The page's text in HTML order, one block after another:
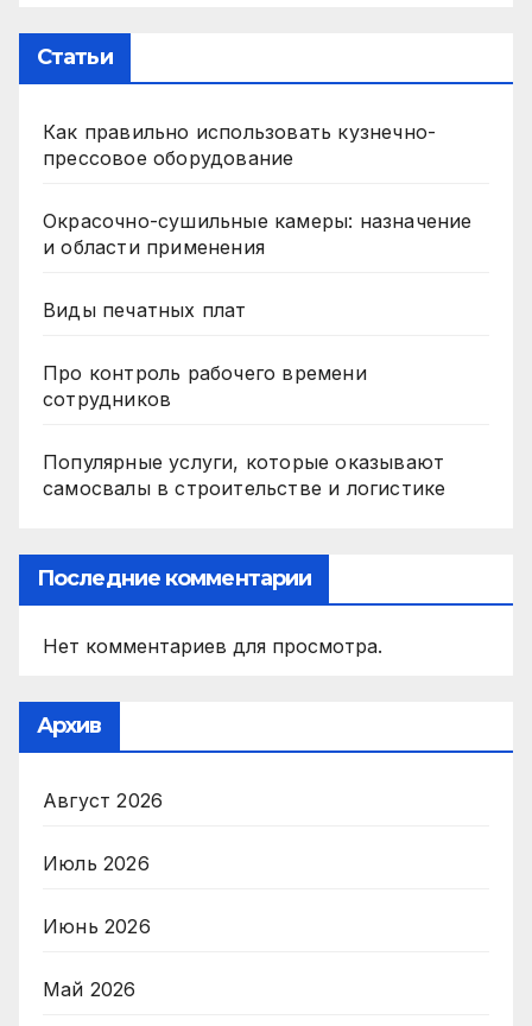
Статьи
Как правильно использовать кузнечно-
прессовое оборудование
Окрасочно-сушильные камеры: назначение
и области применения
Виды печатных плат
Про контроль рабочего времени
сотрудников
Популярные услуги, которые оказывают
самосвалы в строительстве и логистике
Последние комментарии
Нет комментариев для просмотра.
Архив
Август 2026
Июль 2026
Июнь 2026
Май 2026